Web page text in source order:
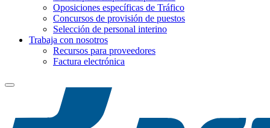
Oposiciones específicas de Tráfico
Concursos de provisión de puestos
Selección de personal interino
Trabaja con nosotros
Recursos para proveedores
Factura electrónica